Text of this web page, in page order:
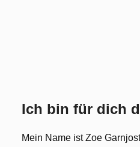
Ich bin für dich
Mein Name ist Zoe